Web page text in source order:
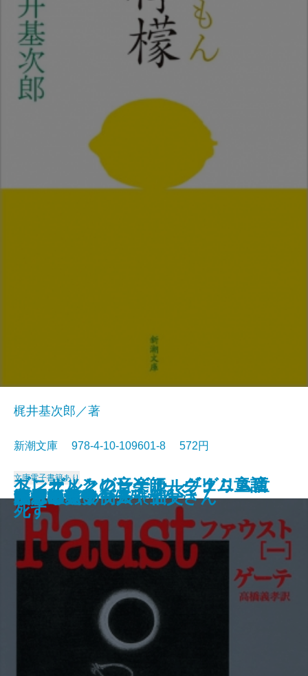
ジュリアス・シーザー
近代能楽集
ファウスト〔二〕
江分利満氏の優雅な生活
藤村詩集
楼蘭
幸福な王子
ブレーメンの音楽師―グリム童話
集III―
ヘンゼルとグレーテル―グリム童
話集II―
檸檬
梶井基次郎／著
新潮文庫 978-4-10-109601-8 572円
文庫電子書籍あり
ファウスト〔一〕
リア王
眠れる美女
ヴェニスの商人
美しい星
レ・ミゼラブル〔五〕
かもめ・ワーニャ伯父さん
ハムレット
トニオ・クレーゲル ヴェニスに
死す
八月の光